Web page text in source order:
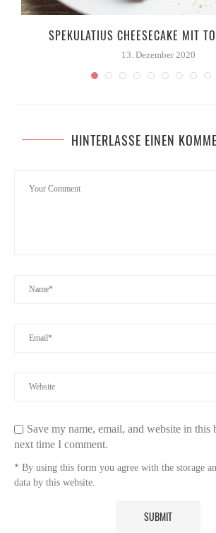
SPEKULATIUS CHEESECAKE MIT
13. Dezember 2020
HINTERLASSE EINEN
Save my name, email, and website in this
next time I comment.
* By using this form you agree with the storage
data by this website.